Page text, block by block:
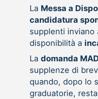
La Messa a
candidatura
supplenti inviano
disponibilità a
La domanda
supplenze di
quando, dopo lo
graduatorie,